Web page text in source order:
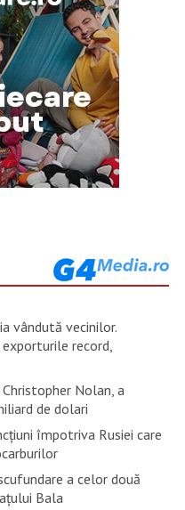
vândută vecinilor.
record,
Christopher Nolan, a
de dolari
împotriva Rusiei care
a celor două
Bala